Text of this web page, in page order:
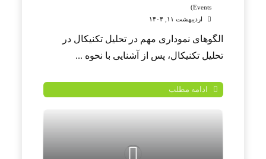
Events)
اردیبهشت ۱۱, ۱۴۰۴
الگوهای نموداری مهم در تحلیل تکنیکال در
تحلیل تکنیکال، پس از آشنایی با نحوه ...
ادامه مطلب